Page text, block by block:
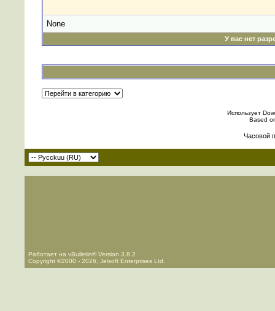
None
У вас нет
Использует
Based
Часовой
Работает на vBulletin® Version 3.8.2
Copyright ©2000 - 2026, Jelsoft Enterprises Ltd.